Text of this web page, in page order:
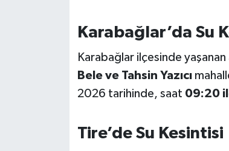
Karabağlar’da Su
Karabağlar ilçesinde yaşanan
Bele ve Tahsin Yazıcı
2026 tarihinde, saat 09:20
Tire’de Su Kesintisi
OTOMOTİV